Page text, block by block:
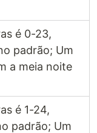
é 0-23,
padrão; Um
a meia noite
é 1-24,
padrão; Um